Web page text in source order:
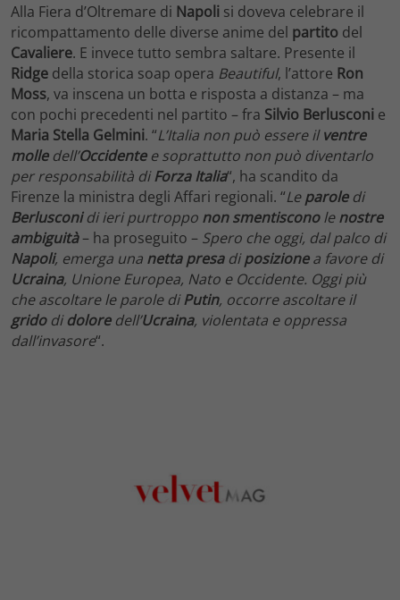
Alla Fiera d’Oltremare di Napoli si doveva celebrare il
ricompattamento delle diverse anime del partito del
Cavaliere. E invece tutto sembra saltare. Presente il
Ridge della storica soap opera Beautiful, l’attore Ron
Moss, va inscena un botta e risposta a distanza – ma
con pochi precedenti nel partito – fra Silvio Berlusconi e
Maria Stella Gelmini. “L’Italia non può essere ilventre
molledell’Occidentee soprattutto non può diventarlo
per responsabilità diForza Italia“, ha scandito da
Firenze la ministra degli Affari regionali. “Leparoledi
Berlusconidi ieri purtroppo non smentisconolenostre
ambiguità– ha proseguito – Spero che oggi, dal palco di
Napoli, emerga una netta presadiposizionea favore di
Ucraina, Unione Europea, Nato e Occidente. Oggi più
che ascoltare le parole diPutin, occorre ascoltare il
gridodidoloredell’Ucraina, violentata e oppressa
dall’invasore“.